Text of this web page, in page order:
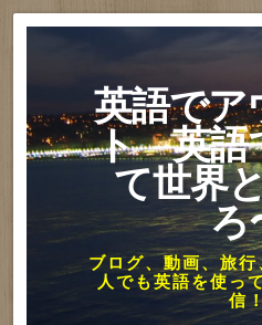
英語でア
ト 英語
て世界
ろ
ブログ、動画、旅
人でも英語を使っ
信